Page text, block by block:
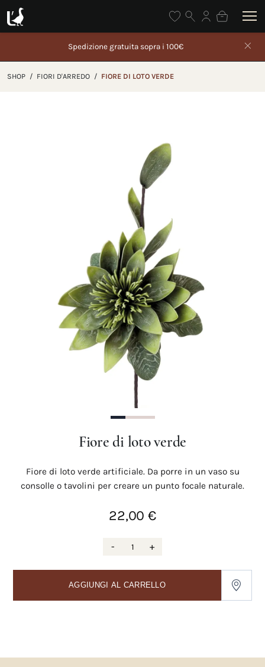
Gli ordini
Spedizione gratuita sopra i 100€
SHOP / FIORI D'ARREDO / FIORE DI LOTO VERDE
Fiore di loto verde
Fiore di loto verde artificiale. Da porre in un vaso su
consolle o tavolini per creare un punto focale naturale.
22,00 €
- +
AGGIUNGI AL CARRELLO